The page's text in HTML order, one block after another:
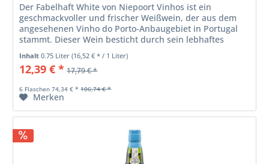
Der Fabelhaft White von Niepoort Vinhos ist ein
geschmackvoller und frischer Weißwein, der aus dem
angesehenen Vinho do Porto-Anbaugebiet in Portugal
stammt. Dieser Wein besticht durch sein lebhaftes
Bouquet, das an exotische Früchte,...
Inhalt0.75 Liter(16,52 € * / 1 Liter)
12,39 € * 17,79 € *
6 Flaschen 74,34 € * 106,74 € *
Merken